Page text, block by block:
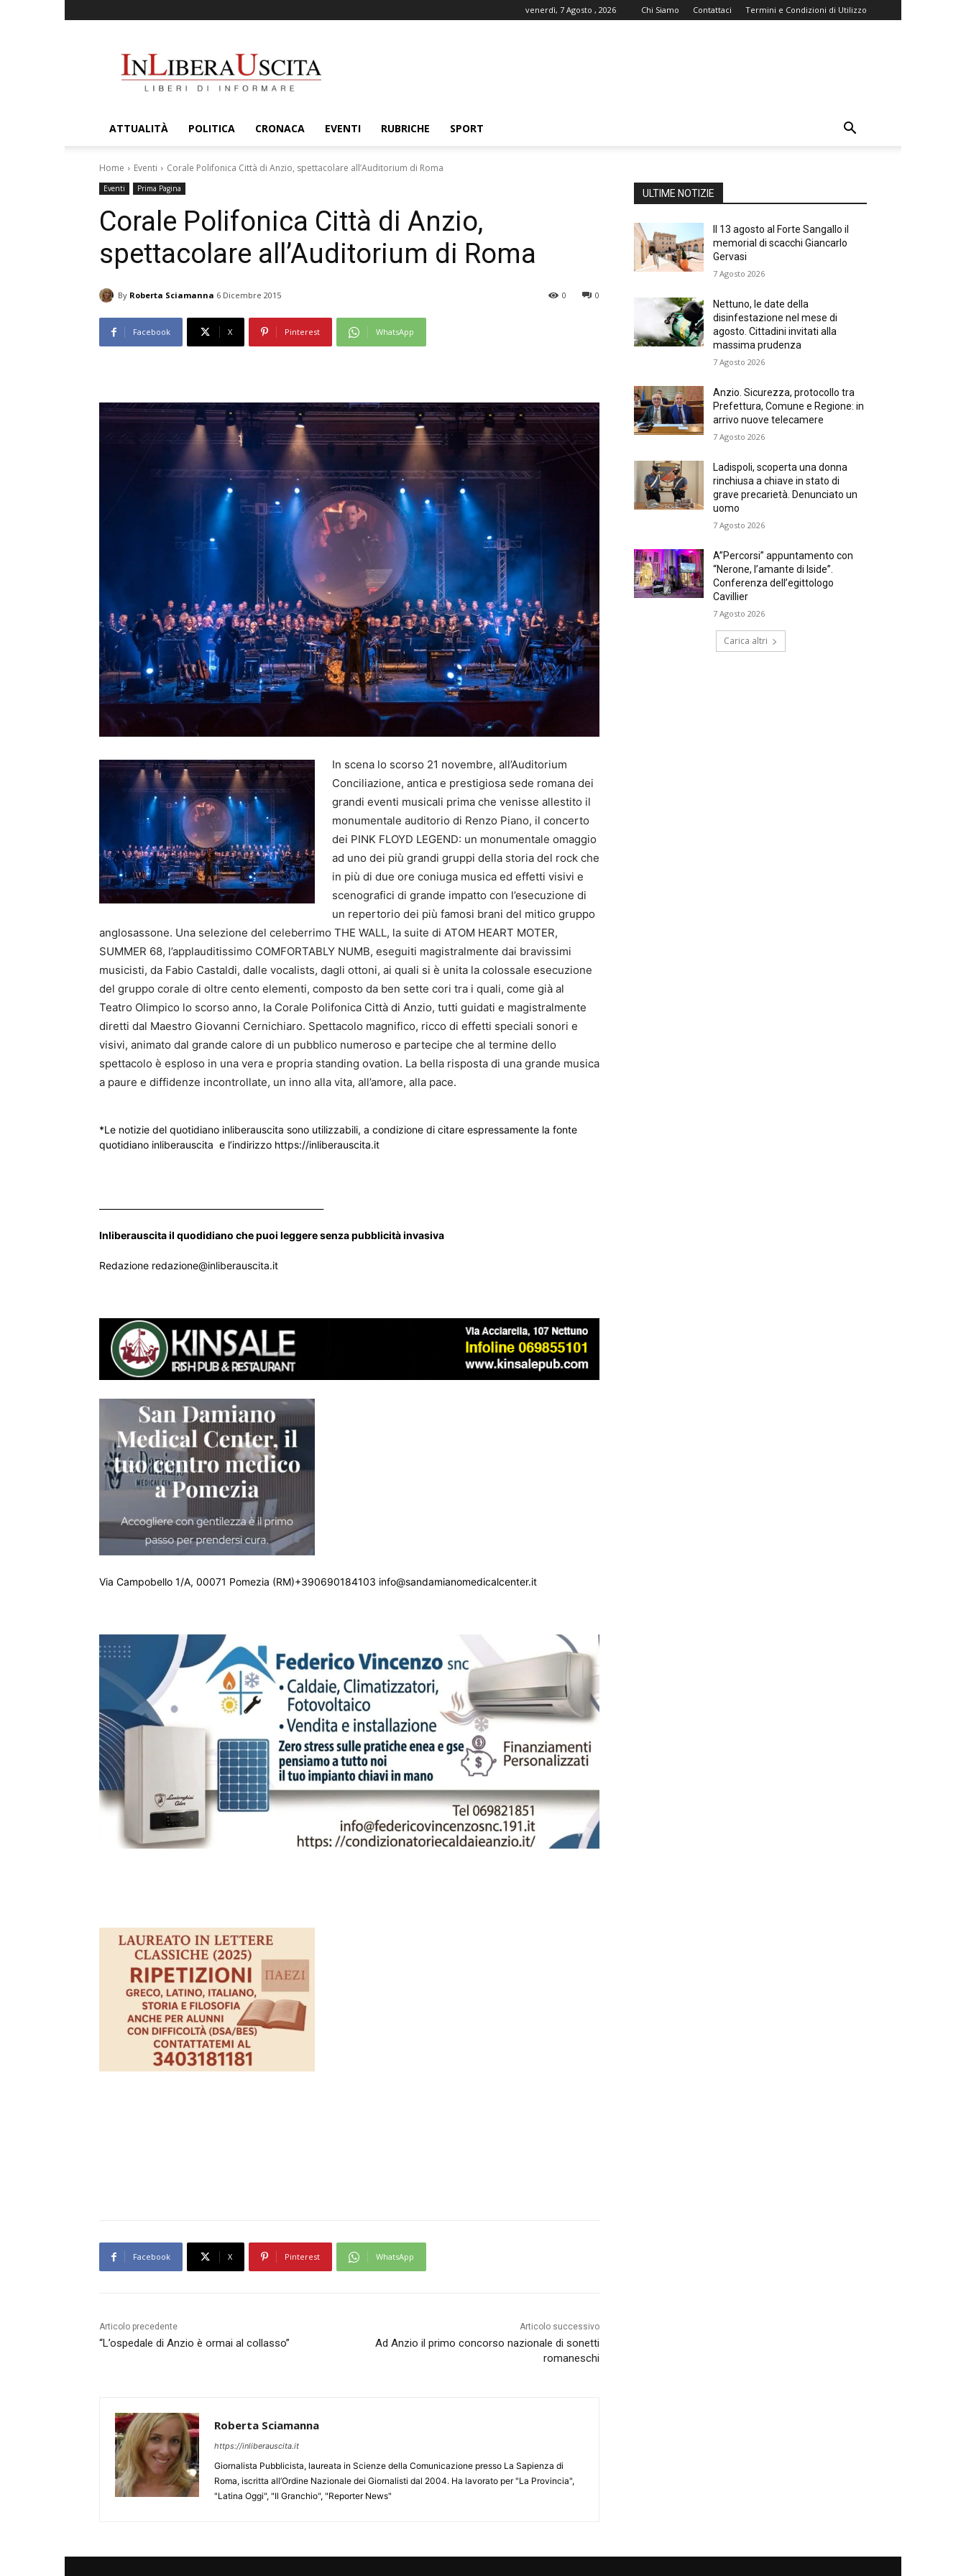
venerdì, 7 Agosto , 2026 Chi Siamo Contattaci Termini e Condizioni di Utilizzo
ATTUALITÀ POLITICA CRONACA EVENTI RUBRICHE SPORT
Home Eventi Corale Polifonica Città di Anzio, spettacolare all’Auditorium di Roma
Eventi Prima Pagina
Corale Polifonica Città di Anzio,
spettacolare all’Auditorium di Roma
By Roberta Sciamanna 6 Dicembre 2015 0
0
Facebook X Pinterest WhatsApp
In scena lo scorso 21 novembre, all’Auditorium
Conciliazione, antica e prestigiosa sede romana dei
grandi eventi musicali prima che venisse allestito il
monumentale auditorio di Renzo Piano, il concerto
dei PINK FLOYD LEGEND: un monumentale omaggio
ad uno dei più grandi gruppi della storia del rock che
in più di due ore coniuga musica ed effetti visivi e
scenografici di grande impatto con l’esecuzione di
un repertorio dei più famosi brani del mitico gruppo
anglosassone. Una selezione del celeberrimo THE WALL, la suite di ATOM HEART MOTER,
SUMMER 68, l’applauditissimo COMFORTABLY NUMB, eseguiti magistralmente dai bravissimi
musicisti, da Fabio Castaldi, dalle vocalists, dagli ottoni, ai quali si è unita la colossale esecuzione
del gruppo corale di oltre cento elementi, composto da ben sette cori tra i quali, come già al
Teatro Olimpico lo scorso anno, la Corale Polifonica Città di Anzio, tutti guidati e magistralmente
diretti dal Maestro Giovanni Cernichiaro. Spettacolo magnifico, ricco di effetti speciali sonori e
visivi, animato dal grande calore di un pubblico numeroso e partecipe che al termine dello
spettacolo è esploso in una vera e propria standing ovation. La bella risposta di una grande musica
a paure e diffidenze incontrollate, un inno alla vita, all’amore, alla pace.
*Le notizie del quotidiano inliberauscita sono utilizzabili, a condizione di citare espressamente la fonte
quotidiano inliberauscita e l’indirizzo https://inliberauscita.it
Inliberauscita il quodidiano che puoi leggere senza pubblicità invasiva
Redazione redazione@inliberauscita.it
Via Campobello 1/A, 00071 Pomezia (RM)+390690184103 info@sandamianomedicalcenter.it
Facebook X Pinterest WhatsApp
Articolo precedente
“L’ospedale di Anzio è ormai al collasso”
Articolo successivo
Ad Anzio il primo concorso nazionale di sonetti
romaneschi
Roberta Sciamanna
https://inliberauscita.it
Giornalista Pubblicista, laureata in Scienze della Comunicazione presso La Sapienza di
Roma, iscritta all’Ordine Nazionale dei Giornalisti dal 2004. Ha lavorato per "La Provincia",
"Latina Oggi", "Il Granchio", "Reporter News"
ULTIME NOTIZIE
Il 13 agosto al Forte Sangallo il
memorial di scacchi Giancarlo
Gervasi
7 Agosto 2026
Nettuno, le date della
disinfestazione nel mese di
agosto. Cittadini invitati alla
massima prudenza
7 Agosto 2026
Anzio. Sicurezza, protocollo tra
Prefettura, Comune e Regione: in
arrivo nuove telecamere
7 Agosto 2026
Ladispoli, scoperta una donna
rinchiusa a chiave in stato di
grave precarietà. Denunciato un
uomo
7 Agosto 2026
A”Percorsi” appuntamento con
“Nerone, l’amante di Iside”.
Conferenza dell’egittologo
Cavillier
7 Agosto 2026
Carica altri